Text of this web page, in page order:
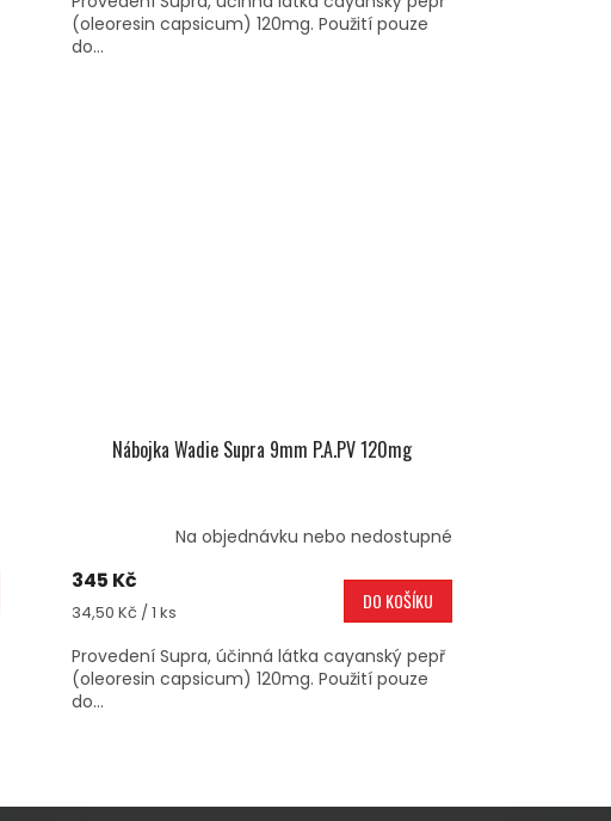
(oleoresin capsicum) 120mg. Použití pouze
do...
Nábojka Wadie Supra 9mm P.A.PV 120mg
Na objednávku nebo nedostupné
345 Kč
Měrná
34,50 Kč / 1 ks DO KOŠÍKU
Provedení Supra, účinná látka cayanský pepř
(oleoresin capsicum) 120mg. Použití pouze
do...